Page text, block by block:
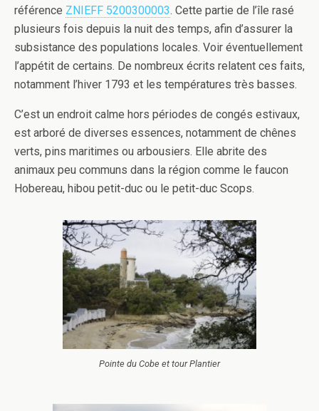
référence ZNIEFF 5200300003. Cette partie de l’île rasé
plusieurs fois depuis la nuit des temps, afin d’assurer la
subsistance des populations locales. Voir éventuellement
l’appétit de certains. De nombreux écrits relatent ces faits,
notamment l’hiver 1793 et les températures très basses.
C’est un endroit calme hors périodes de congés estivaux,
est arboré de diverses essences, notamment de chênes
verts, pins maritimes ou arbousiers. Elle abrite des
animaux peu communs dans la région comme le faucon
Hobereau, hibou petit-duc ou le petit-duc Scops.
Pointe du Cobe et tour Plantier